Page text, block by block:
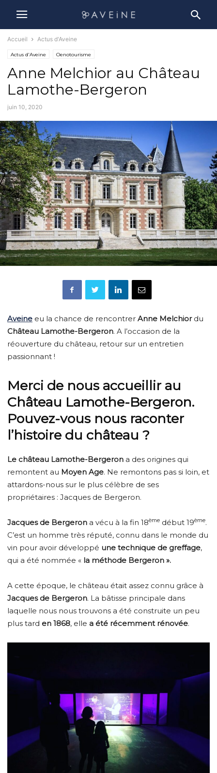
Accueil Actus d'Aveine
Actus d'Aveine Oenotourisme
Anne Melchior au Château
Lamothe-Bergeron
juin 10, 2020
Aveine eu la chance de rencontrer Anne Melchiordu
Château Lamothe-Bergeron. A l’occasion de la
réouverture du château, retour sur un entretien
passionnant !
Merci de nous accueillir au
Château Lamothe-Bergeron.
Pouvez-vous nous raconter
l’histoire du château ?
Le château Lamothe-Bergeron a des origines qui
remontent au Moyen Age. Ne remontons pas si loin, et
attardons-nous sur le plus célèbre de ses
propriétaires : Jacques de Bergeron.
Jacques de Bergeron a vécu à la fin 18ème début 19ème.
C’est un homme très réputé, connu dans le monde du
vin pour avoir développé une technique de greffage,
qui a été nommée « la méthode Bergeron ».
A cette époque, le château était assez connu grâce à
Jacques de Bergeron. La bâtisse principale dans
laquelle nous nous trouvons a été construite un peu
plus tard en 1868, elle a été récemment rénovée.